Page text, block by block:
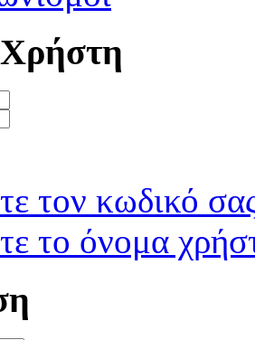
τον κωδικό
το όνομα